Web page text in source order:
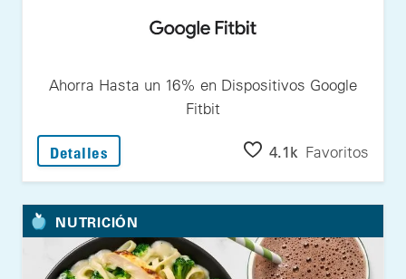
Ahorra Hasta un 16% en Dispositivos Google
Fitbit
Detalles : Ahorra Hasta un 16% en Dispositivos
4.1k Favoritos
NUTRICIÓN